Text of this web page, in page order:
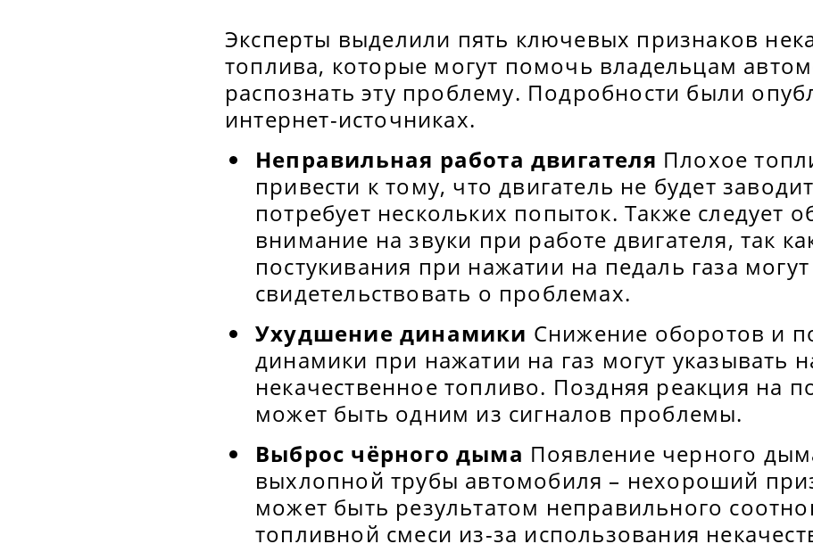
Эксперты выделили пять ключевых признаков
топлива, которые могут помочь владельцам
распознать эту проблему. Подробности были
интернет-источниках.
Неправильная работа двигателя Плохое
привести к тому, что двигатель не будет
потребует нескольких попыток. Также следует
внимание на звуки при работе двигателя, так
постукивания при нажатии на педаль газа могут
свидетельствовать о проблемах.
Ухудшение динамики Снижение оборотов и
динамики при нажатии на газ могут указывать
некачественное топливо. Поздняя реакция на
может быть одним из сигналов проблемы.
Выброс чёрного дыма Появление черного
выхлопной трубы автомобиля – нехороший
может быть результатом неправильного
топливной смеси из-за использования